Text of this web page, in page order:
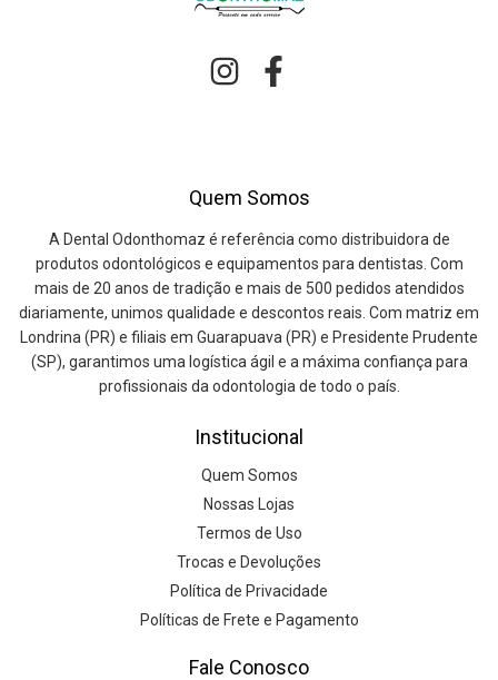
Quem Somos
A Dental Odonthomaz é referência como distribuidora de
produtos odontológicos e equipamentos para dentistas. Com
mais de 20 anos de tradição e mais de 500 pedidos atendidos
diariamente, unimos qualidade e descontos reais. Com matriz em
Londrina (PR) e filiais em Guarapuava (PR) e Presidente Prudente
(SP), garantimos uma logística ágil e a máxima confiança para
profissionais da odontologia de todo o país.
Institucional
Quem Somos
Nossas Lojas
Termos de Uso
Trocas e Devoluções
Política de Privacidade
Políticas de Frete e Pagamento
Fale Conosco